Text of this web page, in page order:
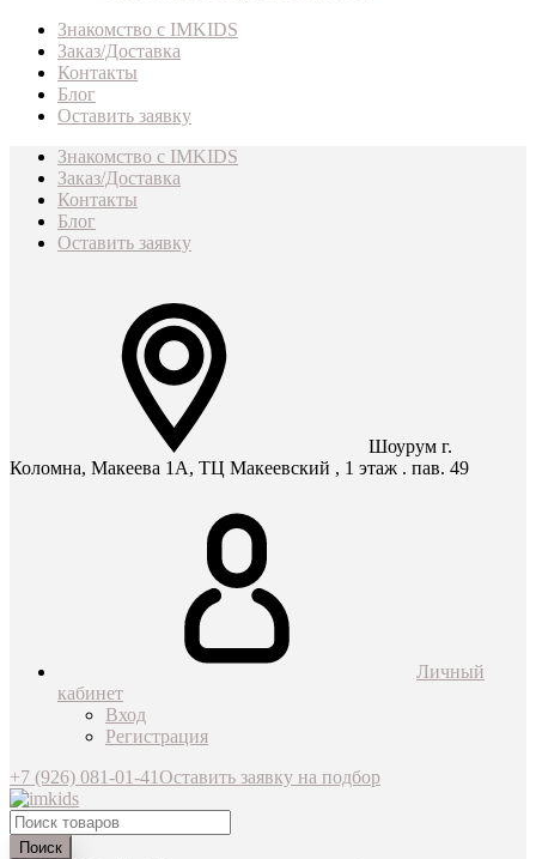
Знакомство с IMKIDS
Заказ/Доставка
Контакты
Блог
Оставить заявку
Знакомство с IMKIDS
Заказ/Доставка
Контакты
Блог
Оставить заявку
Шоурум г.
Коломна, Макеева 1А, ТЦ Макеевский , 1 этаж . пав. 49
Личный
кабинет
Вход
Регистрация
+7 (926) 081-01-41Оставить заявку на подбор
Поиск